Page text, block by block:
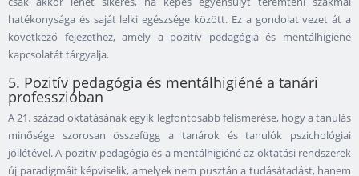
hatékonysága és saját lelki egészsége között. Ez a gondolat vezet át a
következő fejezethez, amely a pozitív pedagógia és mentálhigiéné
kapcsolatát tárgyalja.
5. Pozitív pedagógia és mentálhigiéné a tanári
professzióban
A 21. század oktatásának egyik legfontosabb felismerése, hogy a tanulás
minősége szorosan összefügg a tanárok és tanulók pszichológiai
jóllétével. A pozitív pedagógia és a mentálhigiéné az oktatási rendszerek
új paradigmáit képviselik, amelyek nem pusztán a tudásátadást, hanem